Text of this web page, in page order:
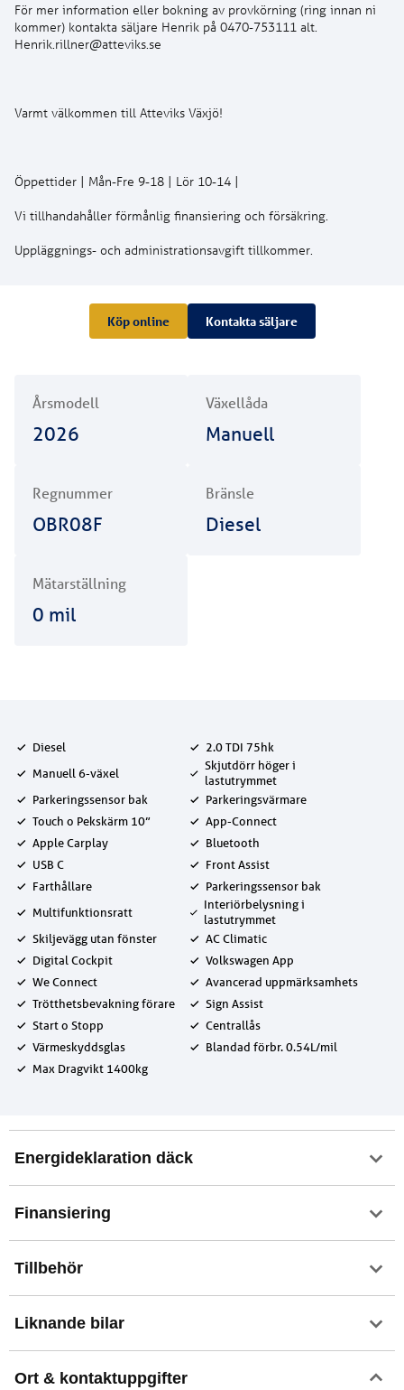
För mer information eller bokning av provkörning (ring innan ni
kommer) kontakta säljare Henrik på 0470-753111 alt.
Uppläggnings- och administrationsavgift tillkommer.
Köp online Kontakta säljare
Årsmodell
2026
Växellåda
Manuell
Regnummer
OBR08F
Bränsle
Diesel
Mätarställning
0 mil
Diesel
2.0 TDI 75hk
Manuell 6-växel
Skjutdörr höger i
lastutrymmet
Parkeringssensor bak
Parkeringsvärmare
Touch o Pekskärm 10”
App-Connect
Apple Carplay
Bluetooth
USB C
Front Assist
Farthållare
Parkeringssensor bak
Multifunktionsratt
Interiörbelysning i
lastutrymmet
Skiljevägg utan fönster
AC Climatic
Digital Cockpit
Volkswagen App
We Connect
Avancerad uppmärksamhets
Trötthetsbevakning förare
Sign Assist
Start o Stopp
Centrallås
Värmeskyddsglas
Blandad förbr. 0.54L/mil
Max Dragvikt 1400kg
Energideklaration däck
Finansiering
Tillbehör
Liknande bilar
Ort & kontaktuppgifter